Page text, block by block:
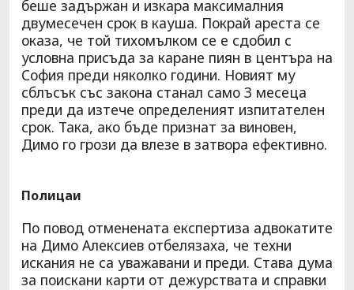
беше задържан и изкара максималния
двумесечен срок в кауша. Покрай ареста се
оказа, че той тихомълком се е сдобил с
условна присъда за каране пиян в центъра на
София преди няколко години. Новият му
сблъсък със закона станал само 3 месеца
преди да изтече определеният изпитателен
срок. Така, ако бъде признат за виновен,
Димо го грози да влезе в затвора ефективно.
Полицаи
По повод отменената експертиза адвокатите
на Димо Алексиев отбелязаха, че техни
искания не са уважавани и преди. Става дума
за поискани карти от дежурствата и справки